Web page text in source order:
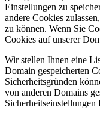
Einstellungen zu
andere Cookies
zu können. Wenn Sie
Cookies auf unserer
Wir stellen Ihnen eine
Domain gespeicherten
Sicherheitsgründen
von anderen Domains
Sicherheitseinstellungen